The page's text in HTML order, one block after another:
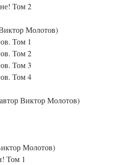
Том 2
Молотов)
Том 1
Том 2
Том 3
Том 4
Виктор Молотов)
Молотов)
Том 1